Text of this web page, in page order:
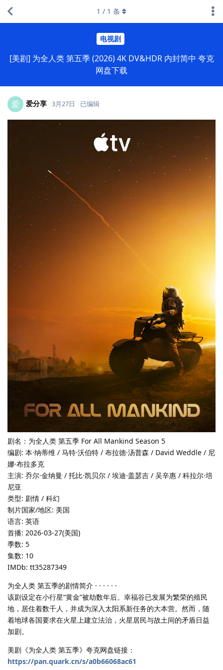
电视剧
[美剧] 为全人类 第五季 (2026) 4K DV&HDR 内封简中 夸克
网盘下载
1 / 1 条
爱 爱分享 3月27日 已编辑
剧名：为全人类 第五季 For All Mankind Season 5
编剧: 本·纳蒂维 / 马特·沃伯特 / 布拉德·汤普森 / David Weddle / 尼
娜·布拉多克
主演: 乔尔·金纳曼 / 托比·凯贝尔 / 埃迪·盖瑟吉 / 吴辛惠 / 科拉尔·培
尼亚
类型: 剧情 / 科幻
制片国家/地区: 美国
语言: 英语
首播: 2026-03-27(美国)
季数: 5
集数: 10
IMDb: tt35287349
为全人类 第五季的剧情简介 · · · · · ·
该剧设定在小行星“黄金”被劫数年后。幸福谷已发展为繁荣的殖民
地，居住着数千人，并成为深入太阳系新任务的大本营。然而，随
着地球各国要求在火星上建立法治，火星居民与故土间的矛盾日益
加剧。
美剧《为全人类 第五季》夸克网盘链接：
https://pan.quark.cn/s/a0b66068ac61